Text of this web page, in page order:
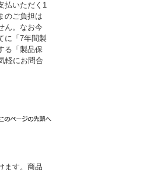
払いただく1
のご負担は
ん。なお今
に「7年間製
る「製品保
軽にお問合
ます。商品